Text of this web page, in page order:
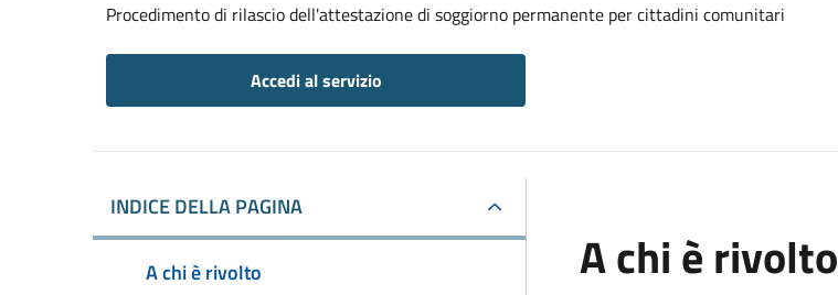
Procedimento di rilascio dell'attestazione di soggiorno permanente per cittadini comunitari
Accedi al servizio
INDICE DELLA PAGINA
A chi è rivolto
A chi è rivolto